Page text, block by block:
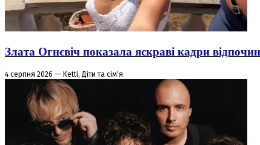
Злата Огнєвіч показала яскраві кадри
4 серпня 2026 — Ketti, Діти та сім'я